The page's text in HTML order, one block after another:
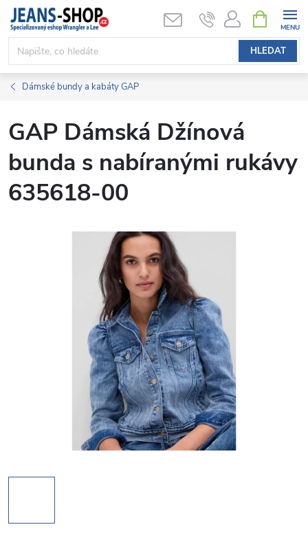
Přejít
obsah
HLEDAT
NÁKUPNÍ
KOŠÍK
Dámské bundy a kabáty GAP
GAP Dámská Džínová
bunda s nabíranými rukávy
635618-00